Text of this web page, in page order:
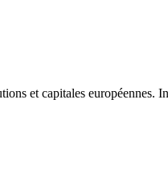
et capitales européennes.